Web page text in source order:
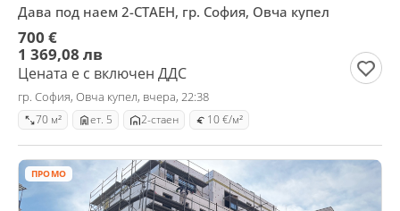
Дава под наем 2-СТАЕН, гр. София, Овча купел
700 €
1 369,08 лв
Цената е с включен ДДС
гр. София, Овча купел, вчера, 22:38
70 м² ет. 5 2-стаен 10 €/м²
ПРОМО